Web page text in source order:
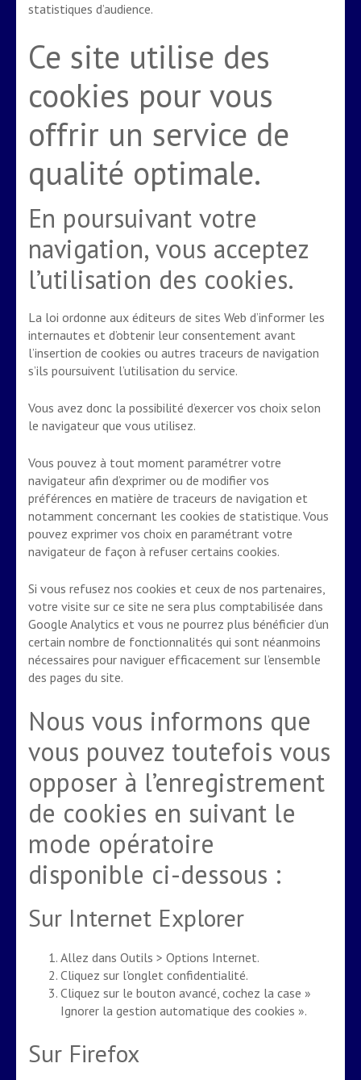
statistiques d’audience.
Ce site utilise des
cookies pour vous
offrir un service de
qualité optimale.
En poursuivant votre
navigation, vous acceptez
l’utilisation des cookies.
La loi ordonne aux éditeurs de sites Web d’informer les
internautes et d’obtenir leur consentement avant
l’insertion de cookies ou autres traceurs de navigation
s’ils poursuivent l’utilisation du service.
Vous avez donc la possibilité d’exercer vos choix selon
le navigateur que vous utilisez.
Vous pouvez à tout moment paramétrer votre
navigateur afin d’exprimer ou de modifier vos
préférences en matière de traceurs de navigation et
notamment concernant les cookies de statistique. Vous
pouvez exprimer vos choix en paramétrant votre
navigateur de façon à refuser certains cookies.
Si vous refusez nos cookies et ceux de nos partenaires,
votre visite sur ce site ne sera plus comptabilisée dans
Google Analytics et vous ne pourrez plus bénéficier d’un
certain nombre de fonctionnalités qui sont néanmoins
nécessaires pour naviguer efficacement sur l’ensemble
des pages du site.
Nous vous informons que
vous pouvez toutefois vous
opposer à l’enregistrement
de cookies en suivant le
mode opératoire
disponible ci-dessous :
Sur Internet Explorer
Allez dans Outils > Options Internet.
Cliquez sur l’onglet confidentialité.
Cliquez sur le bouton avancé, cochez la case »
Ignorer la gestion automatique des cookies ».
Sur Firefox